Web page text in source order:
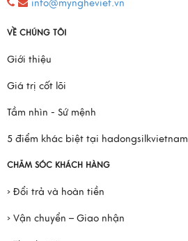
info@myngheviet.vn
VỀ CHÚNG TÔI
Giới thiệu
Giá trị cốt lõi
Tầm nhìn - Sứ mệnh
5 điểm khác biệt tại hadongsilkvietnam
CHĂM SÓC KHÁCH HÀNG
› Đổi trả và hoàn tiền
› Vận chuyển – Giao nhận